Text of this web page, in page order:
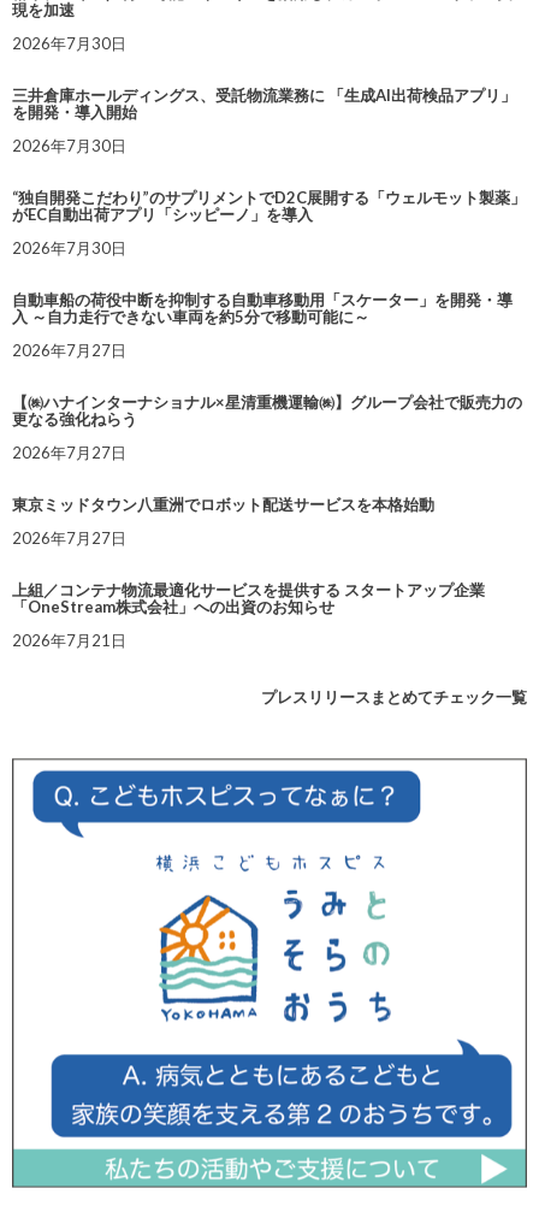
現を加速
2026年7月30日
三井倉庫ホールディングス、受託物流業務に 「生成AI出荷検品アプリ」
を開発・導入開始
2026年7月30日
“独自開発こだわり”のサプリメントでD2C展開する「ウェルモット製薬」
がEC自動出荷アプリ「シッピーノ」を導入
2026年7月30日
自動車船の荷役中断を抑制する自動車移動用「スケーター」を開発・導
入 ～自力走行できない車両を約5分で移動可能に～
2026年7月27日
【㈱ハナインターナショナル×星清重機運輸㈱】グループ会社で販売力の
更なる強化ねらう
2026年7月27日
東京ミッドタウン八重洲でロボット配送サービスを本格始動
2026年7月27日
上組／コンテナ物流最適化サービスを提供する スタートアップ企業
「OneStream株式会社」への出資のお知らせ
2026年7月21日
プレスリリースまとめてチェック一覧